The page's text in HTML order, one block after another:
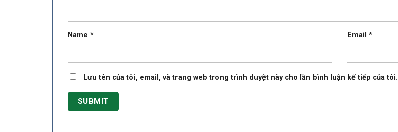
Name * Email *
Lưu tên của tôi, email, và trang web trong trình duyệt này cho lần bình luận kế tiếp của tôi.